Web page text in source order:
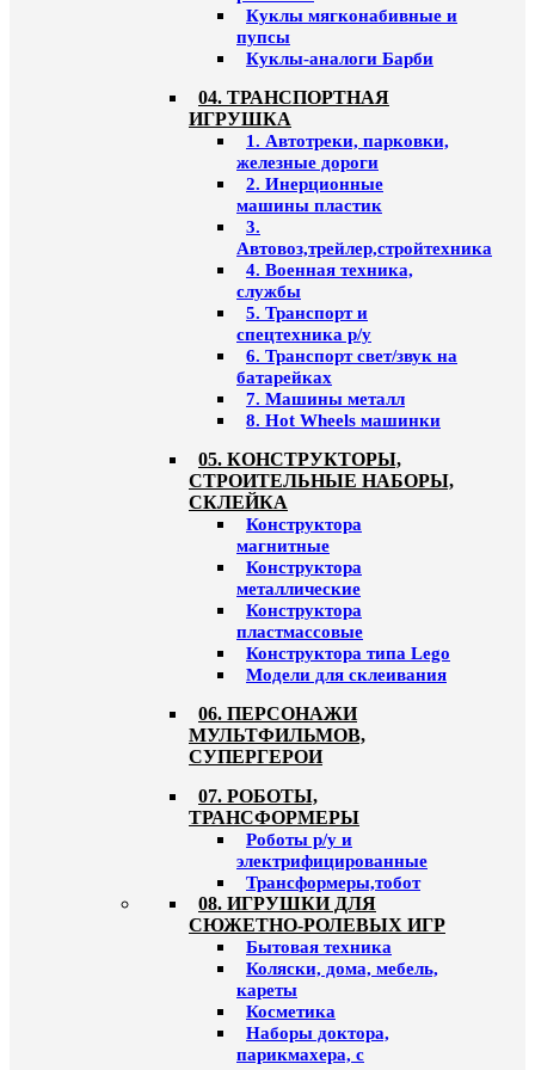
Куклы мягконабивные и
пупсы
Куклы-аналоги Барби
04. ТРАНСПОРТНАЯ
ИГРУШКА
1. Автотреки, парковки,
железные дороги
2. Инерционные
машины пластик
3.
Автовоз,трейлер,стройтехника
4. Военная техника,
службы
5. Транспорт и
спецтехника р/у
6. Транспорт свет/звук на
батарейках
7. Машины металл
8. Hot Wheels машинки
05. КОНСТРУКТОРЫ,
СТРОИТЕЛЬНЫЕ НАБОРЫ,
СКЛЕЙКА
Конструктора
магнитные
Конструктора
металлические
Конструктора
пластмассовые
Конструктора типа Lego
Модели для склеивания
06. ПЕРСОНАЖИ
МУЛЬТФИЛЬМОВ,
СУПЕРГЕРОИ
07. РОБОТЫ,
ТРАНСФОРМЕРЫ
Роботы р/у и
электрифицированные
Трансформеры,тобот
08. ИГРУШКИ ДЛЯ
СЮЖЕТНО-РОЛЕВЫХ ИГР
Бытовая техника
Коляски, дома, мебель,
кареты
Косметика
Наборы доктора,
парикмахера, с